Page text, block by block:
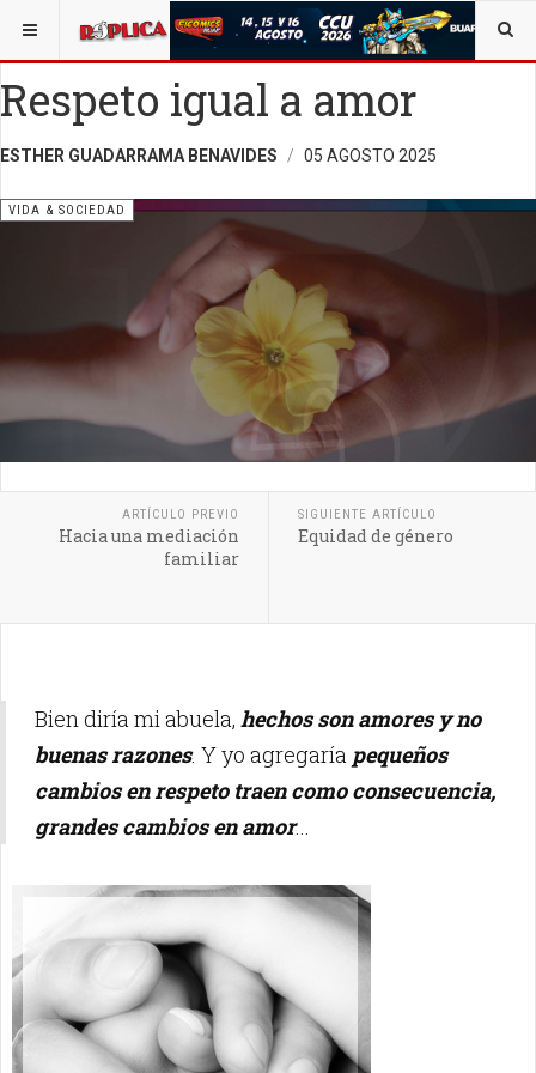
ESTÁ AQUÍ: VIDA Y SOCIEDAD ARTE Y CREACIÓN
Respeto igual a amor
ESTHER GUADARRAMA BENAVIDES 05 AGOSTO 2025
VIDA & SOCIEDAD
ARTÍCULO PREVIO
Hacia una mediación
familiar
SIGUIENTE ARTÍCULO
Equidad de género
Bien diría mi abuela, hechos son amores y no
buenas razones. Y yo agregaría pequeños
cambios en respeto traen como consecuencia,
grandes cambios en amor...